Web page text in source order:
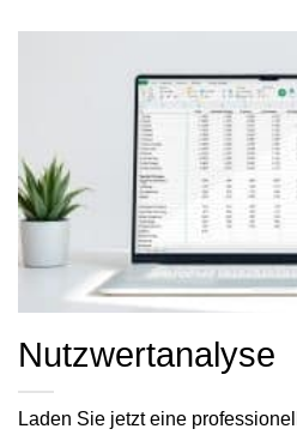
Nutzwertanalyse
Laden Sie jetzt eine